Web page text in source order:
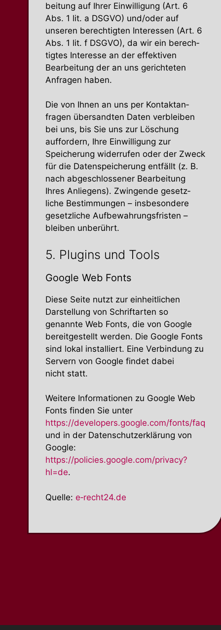
beitung auf Ihrer Einwil­ligung (Art. 6
Abs. 1 lit. a DSGVO) und/oder auf
unseren berech­tigten Inter­essen (Art. 6
Abs. 1 lit. f DSGVO), da wir ein berech­
tigtes Interesse an der effek­tiven
Bearbeitung der an uns gerich­teten
Anfragen haben.
Die von Ihnen an uns per Kontakt­an­
fragen übersandten Daten verbleiben
bei uns, bis Sie uns zur Löschung
auffordern, Ihre Einwil­ligung zur
Speicherung wider­rufen oder der Zweck
für die Daten­spei­cherung entfällt (z. B.
nach abgeschlos­sener Bearbeitung
Ihres Anliegens). Zwingende gesetz­
liche Bestim­mungen – insbe­sondere
gesetz­liche Aufbe­wah­rungs­fristen –
bleiben unberührt.
5. Plugins und Tools
Google Web Fonts
Diese Seite nutzt zur einheit­lichen
Darstellung von Schrift­arten so
genannte Web Fonts, die von Google
bereit­ge­stellt werden. Die Google Fonts
sind lokal instal­liert. Eine Verbindung zu
Servern von Google findet dabei
nicht statt.
Weitere Infor­ma­tionen zu Google Web
Fonts finden Sie unter
https://developers.google.com/fonts/faq
und in der Daten­schutz­er­klärung von
Google:
https://policies.google.com/privacy?
hl=de.
Quelle: e‑recht24.de